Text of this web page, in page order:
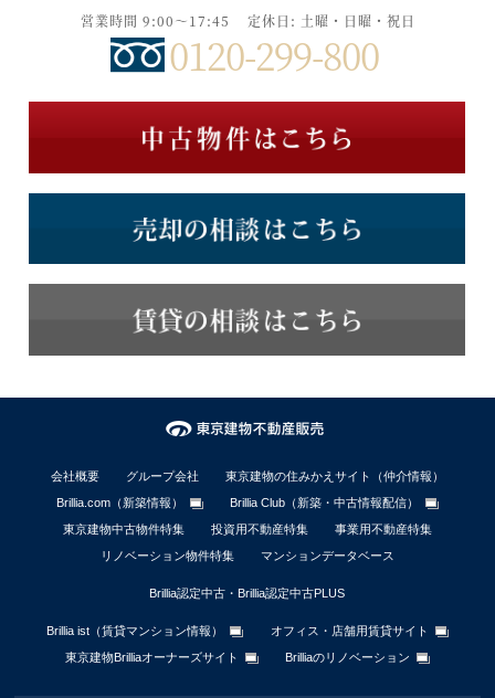
営業時間 9:00～17:45 定休日: 土曜・日曜・祝日
0120-299-800
会社概要 グループ会社
東京建物の住みかえサイト（仲介情報）
Brillia.com（新築情報）
Brillia Club（新築・中古情報配信）
東京建物中古物件特集
投資用不動産特集
事業用不動産特集
リノベーション物件特集
マンションデータベース
Brillia認定中古・Brillia認定中古PLUS
Brillia ist（賃貸マンション情報）
オフィス・店舗用賃貸サイト
東京建物Brilliaオーナーズサイト
Brilliaのリノベーション